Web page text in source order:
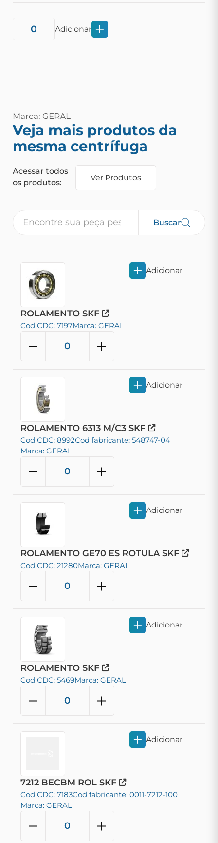
Adicionar
Marca: GERAL
Veja mais produtos da
mesma centrífuga
Acessar todos
os produtos:
Ver Produtos
Buscar
ROLAMENTO SKF
Cod CDC: 7197Marca: GERAL
Adicionar
ROLAMENTO 6313 M/C3 SKF
Cod CDC: 8992Cod fabricante: 548747-04
Marca: GERAL
Adicionar
ROLAMENTO GE70 ES ROTULA SKF
Cod CDC: 21280Marca: GERAL
Adicionar
ROLAMENTO SKF
Cod CDC: 5469Marca: GERAL
Adicionar
7212 BECBM ROL SKF
Cod CDC: 7183Cod fabricante: 0011-7212-100
Marca: GERAL
Adicionar